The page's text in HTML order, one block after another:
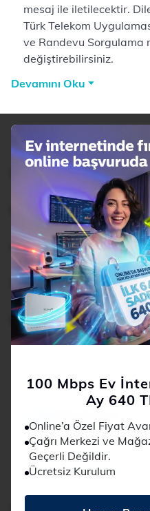
mesaj ile iletilecektir.
Türk Telekom
ve Randevu Sorgulama
değiştirebilirsiniz.
Devamını Oku
100 Mbps Ev
Ay 640
Online’a Özel Fiyat
Çağrı Merkezi ve
Geçerli Değildir.
Ücretsiz Kurulum
Ürün ve Hizmetler
Cihazlar
Online İşlemler
Destek
Ev İnterneti hizmetleri